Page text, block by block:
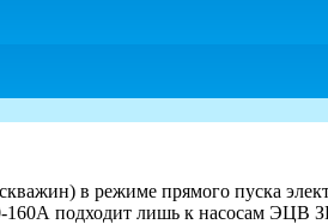
в режиме прямого пуска
подходит лишь к насосам ЭЦВ